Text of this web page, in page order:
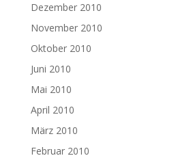
Dezember 2010
November 2010
Oktober 2010
Juni 2010
Mai 2010
April 2010
März 2010
Februar 2010